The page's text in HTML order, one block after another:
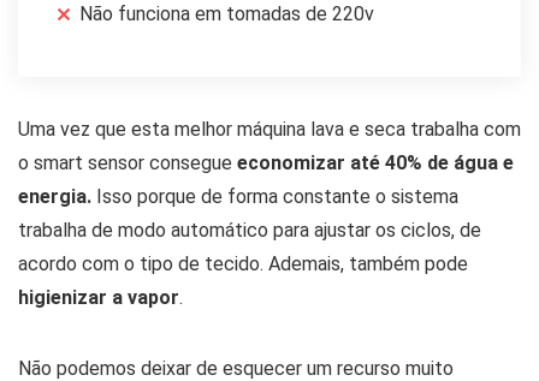
Não funciona em tomadas de 220v
Uma vez que esta melhor máquina lava e seca trabalha com
o smart sensor consegue economizar até 40% de água e
energia. Isso porque de forma constante o sistema
trabalha de modo automático para ajustar os ciclos, de
acordo com o tipo de tecido. Ademais, também pode
higienizar a vapor.
Não podemos deixar de esquecer um recurso muito